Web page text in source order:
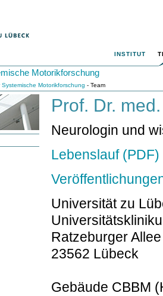
INSTITUT
Motorikforschung
Systemische Motorikforschung - Team
Prof. Dr.
Neurologin und
Lebenslauf (PDF)
Universität zu
Ratzeburger
23562 Lübeck
Gebäude CBBM